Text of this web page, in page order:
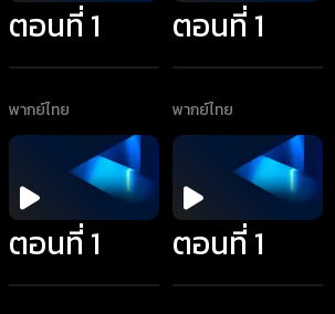
ตอนที่ 1
พากย์ไทย
ตอนที่ 1
พากย์ไทย
ตอนที่ 1 ตอนที่ 1